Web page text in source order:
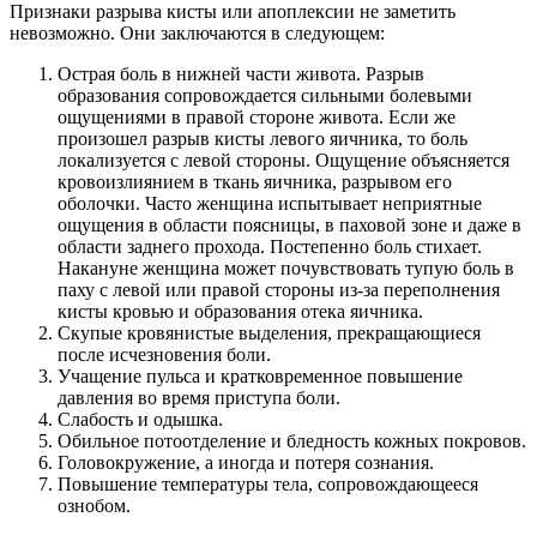
Признаки разрыва кисты или апоплексии не заметить
невозможно. Они заключаются в следующем:
Острая боль в нижней части живота. Разрыв
образования сопровождается сильными болевыми
ощущениями в правой стороне живота. Если же
произошел разрыв кисты левого яичника, то боль
локализуется с левой стороны. Ощущение объясняется
кровоизлиянием в ткань яичника, разрывом его
оболочки. Часто женщина испытывает неприятные
ощущения в области поясницы, в паховой зоне и даже в
области заднего прохода. Постепенно боль стихает.
Накануне женщина может почувствовать тупую боль в
паху с левой или правой стороны из-за переполнения
кисты кровью и образования отека яичника.
Скупые кровянистые выделения, прекращающиеся
после исчезновения боли.
Учащение пульса и кратковременное повышение
давления во время приступа боли.
Слабость и одышка.
Обильное потоотделение и бледность кожных покровов.
Головокружение, а иногда и потеря сознания.
Повышение температуры тела, сопровождающееся
ознобом.